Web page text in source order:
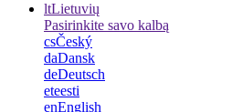
ltLietuvių
Pasirinkite savo kalbą
csČeský
daDansk
deDeutsch
eteesti
enEnglish